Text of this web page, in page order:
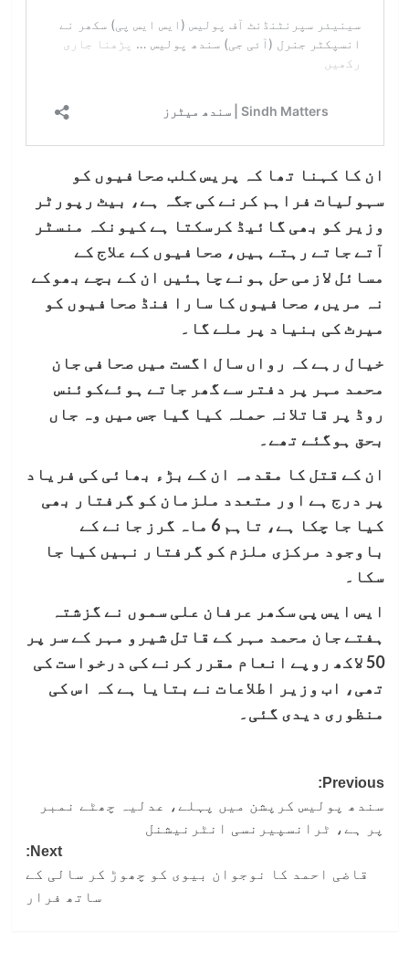
ان کا کہنا تھا کہ پریس کلب صحافیوں کو
سہولیات فراہم کرنے کی جگہ ہے، بیٹ رپورٹر
وزیر کو بھی گائیڈ کرسکتا ہے کیونکہ منسٹر
آتے جاتے رہتے ہیں، صحافیوں کے علاج کے
مسائل لازمی حل ہونے چاہئیں ان کے بچے بھوکے
نہ مریں، صحافیوں کا سارا فنڈ صحافیوں کو
میرٹ کی بنیاد پر ملے گا۔
خیال رہے کہ رواں سال اگست میں صحافی جان
محمد مہر پر دفتر سے گھر جاتے ہوئےکوئنس
روڈ پر قاتلانہ حملہ کیا گیا جس میں وہ جاں
بحق ہوگئے تھے۔
ان کے قتل کا مقدمہ ان کے بڑء بھائی کی فریاد
پر درج ہے اور متعدد ملزمان کو گرفتار بھی
کیا جا چکا ہے، تاہم 6 ماہ گرز جانے کے
باوجود مرکزی ملزم کو گرفتار نہیں کیا جا
سکا۔
ایس ایس پی سکھر عرفان علی سموں نے گزشتہ
ہفتے جان محمد مہر کے قاتل شیرو مہر کے سر پر
50 لاکھ روپے انعام مقرر کرنے کی درخواست کی
تھی، اب وزیر اطلاعات نے بتایا ہے کہ اس کی
منظوری دیدی گئی۔
Post
navigation
Previous:
سندھ پولیس کرپشن میں پہلے، عدلیہ چھٹے نمبر
پر ہے، ٹرانسپیرنسی انٹرنیشنل
Next:
قاضی احمد کا نوجوان بیوی کو چھوڑ کر سالی کے
ساتھ فرار